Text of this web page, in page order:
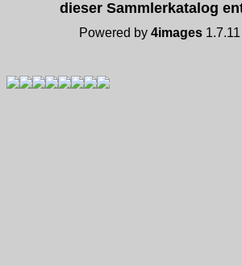
dieser Sammlerkatalog
Powered by 4images